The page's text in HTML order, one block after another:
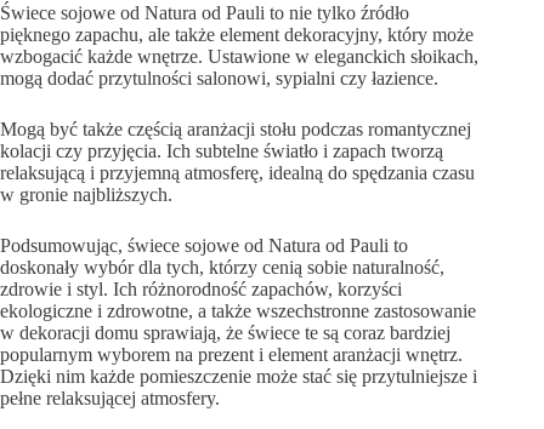
Świece sojowe od Natura od Pauli to nie tylko źródło
pięknego zapachu, ale także element dekoracyjny, który może
wzbogacić każde wnętrze. Ustawione w eleganckich słoikach,
mogą dodać przytulności salonowi, sypialni czy łazience.
Mogą być także częścią aranżacji stołu podczas romantycznej
kolacji czy przyjęcia. Ich subtelne światło i zapach tworzą
relaksującą i przyjemną atmosferę, idealną do spędzania czasu
w gronie najbliższych.
Podsumowując, świece sojowe od Natura od Pauli to
doskonały wybór dla tych, którzy cenią sobie naturalność,
zdrowie i styl. Ich różnorodność zapachów, korzyści
ekologiczne i zdrowotne, a także wszechstronne zastosowanie
w dekoracji domu sprawiają, że świece te są coraz bardziej
popularnym wyborem na prezent i element aranżacji wnętrz.
Dzięki nim każde pomieszczenie może stać się przytulniejsze i
pełne relaksującej atmosfery.